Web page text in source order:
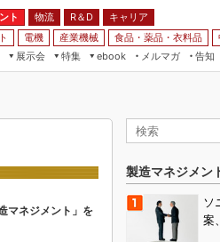
ト 物流 R＆D
キャリア
電機 産業機械 食品・薬品・衣料品
展示会
特集
ebook
メルマガ
告知
マネジメント」を
製造マネジメン
ソ
案